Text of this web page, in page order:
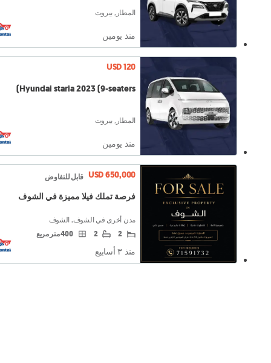
المطار, بيروت
منذ يومين
USD 120
Hyundai staria 2023 (9-seaters)
المطار, بيروت
منذ يومين
USD 650,000 قابل للتفاوض
فرصة تملك فيلا مميزة في الشوف
مدن أخرى في الشوف, الشوف
2
2 400 متر مربع
منذ ٣ أسابيع